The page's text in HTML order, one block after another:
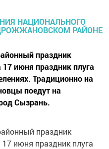
праздник
июня праздник плуга
Традиционно на
поедут на
Сызрань.
праздник
июня праздник плуга